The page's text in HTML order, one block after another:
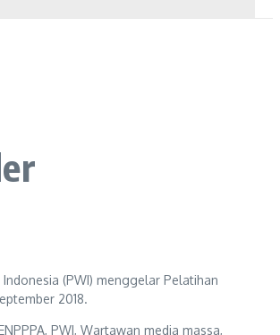
(PWI) menggelar Pelatihan
2018.
PWI, Wartawan media massa,